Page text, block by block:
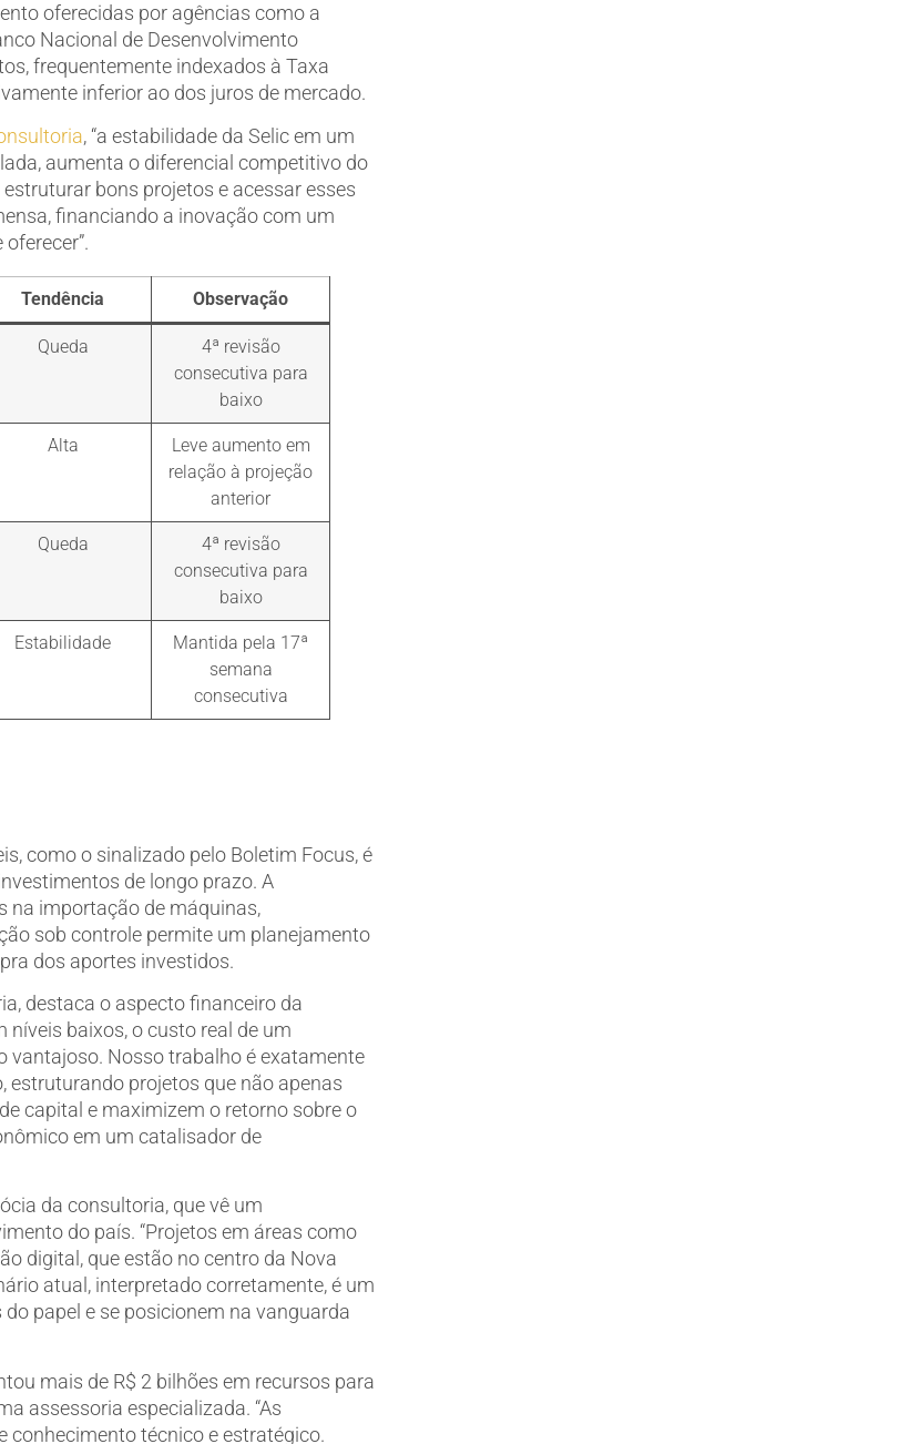
oferecidas por agências como a
Nacional de Desenvolvimento
frequentemente indexados à Taxa
inferior ao dos juros de mercado.
, “a estabilidade da Selic em um
aumenta o diferencial competitivo do
bons projetos e acessar esses
financiando a inovação com um
Tendência Observação
Queda
4ª revisão
consecutiva para
baixo
Alta
Leve aumento em
relação à projeção
anterior
Queda
4ª revisão
consecutiva para
baixo
Estabilidade
Mantida pela 17ª
semana
consecutiva
como o sinalizado pelo Boletim Focus, é
de longo prazo. A
na importação de máquinas,
sob controle permite um planejamento
dos aportes investidos.
destaca o aspecto financeiro da
níveis baixos, o custo real de um
vantajoso. Nosso trabalho é exatamente
estruturando projetos que não apenas
capital e maximizem o retorno sobre o
em um catalisador de
da consultoria, que vê um
do país. “Projetos em áreas como
digital, que estão no centro da Nova
atual, interpretado corretamente, é um
papel e se posicionem na vanguarda
mais de R$ 2 bilhões em recursos para
assessoria especializada. “As
conhecimento técnico e estratégico.